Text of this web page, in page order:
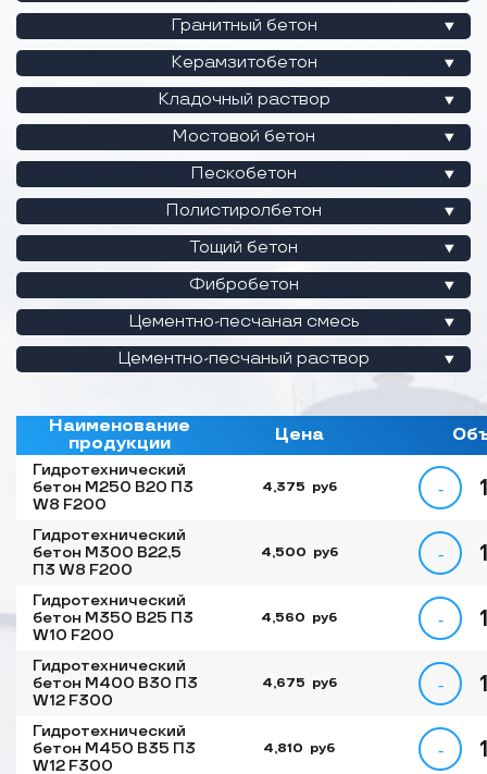
Гранитный бетон
Керамзитобетон
Кладочный раствор
Мостовой бетон
Пескобетон
Полистиролбетон
Тощий бетон
Фибробетон
Цементно-песчаная смесь
Цементно-песчаный раствор
Наименование
продукции
Цена
Гидротехнический
бетон М250 B20 П3
W8 F200
4,375 руб
Гидротехнический
бетон М300 B22,5
П3 W8 F200
4,500 руб
Гидротехнический
бетон М350 B25 П3
W10 F200
4,560 руб
Гидротехнический
бетон М400 B30 П3
W12 F300
4,675 руб
Гидротехнический
бетон М450 B35 П3
W12 F300
4,810 руб